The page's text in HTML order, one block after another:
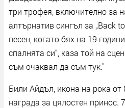
три трофея, включително за
алтърнатив сингъл за „Back
песен, когато бях на 19
спалнята си“, каза той на
съм очаквал да съм тук."
Били Айдъл, икона на рока от
награда за цялостен принос.